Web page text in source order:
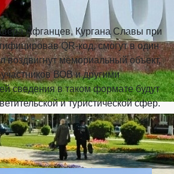
Афганцев, Кургана Славы при
QR-код, смогут в один
воздвигнут мемориальный объект,
ВОВ и другими
сведения в таком формате будут
и туристической сфер.